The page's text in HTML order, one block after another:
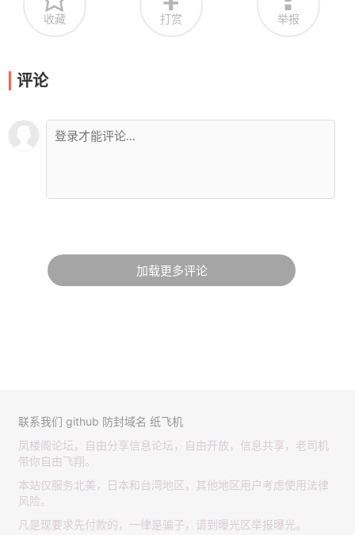
收藏 打赏 举报
评论
加载更多评论
联系我们 github 防封域名 纸飞机
凤楼阁论坛，自由分享信息论坛，自由开放，信息共享，老司机
带你自由飞翔。
本站仅服务北美，日本和台湾地区，其他地区用户考虑使用法律
风险。
凡是现要求先付款的，一律是骗子，请到曝光区举报曝光。